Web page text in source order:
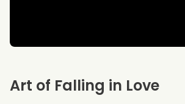
Art of Falling in Love